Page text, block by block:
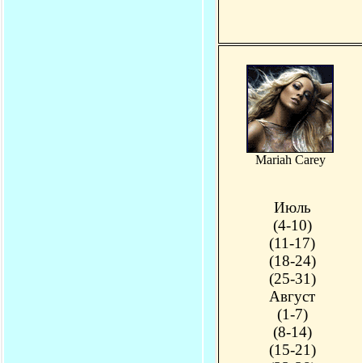
Mariah Carey
Июль
(4-10)
(11-17)
(18-24)
(25-31)
Август
(1-7)
(8-14)
(15-21)